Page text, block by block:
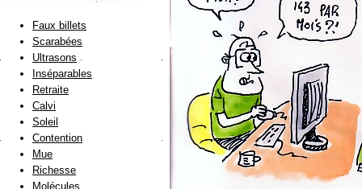
Faux billets
Scarabées
Ultrasons
Inséparables
Retraite
Calvi
Soleil
Contention
Mue
Richesse
Molécules